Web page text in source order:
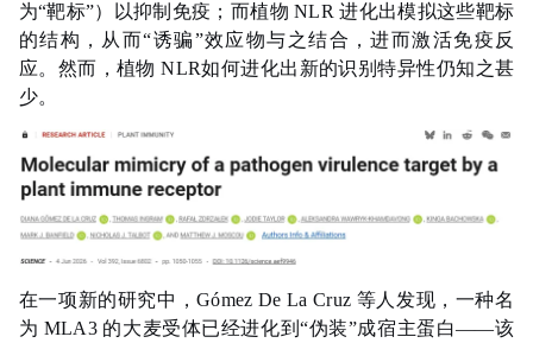
为“靶标”）以抑制免疫；而植物 NLR 进化出模拟这些靶标
的结构，从而“诱骗”效应物与之结合，进而激活免疫反
应。然而，植物 NLR如何进化出新的识别特异性仍知之甚
少。
在一项新的研究中，Gómez De La Cruz 等人发现，一种名
为 MLA3 的大麦受体已经进化到“伪装”成宿主蛋白——该